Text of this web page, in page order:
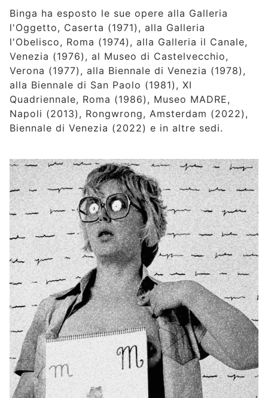
Binga ha esposto le sue opere alla Galleria
l'Oggetto, Caserta (1971), alla Galleria
l'Obelisco, Roma (1974), alla Galleria il Canale,
Venezia (1976), al Museo di Castelvecchio,
Verona (1977), alla Biennale di Venezia (1978),
alla Biennale di San Paolo (1981), XI
Quadriennale, Roma (1986), Museo MADRE,
Napoli (2013), Rongwrong, Amsterdam (2022),
Biennale di Venezia (2022) e in altre sedi.